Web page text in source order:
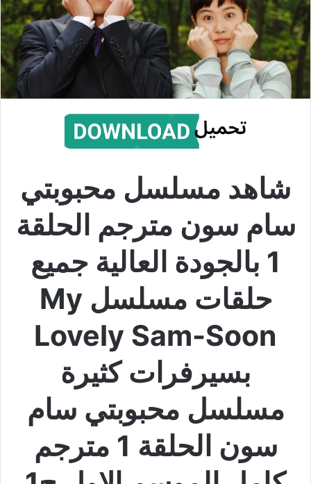
شاهد مسلسل محبوبتي
سام سون مترجم الحلقة
1 بالجودة العالية جميع
حلقات مسلسل My
Lovely Sam-Soon
بسيرفرات كثيرة
مسلسل محبوبتي سام
سون الحلقة 1 مترجم